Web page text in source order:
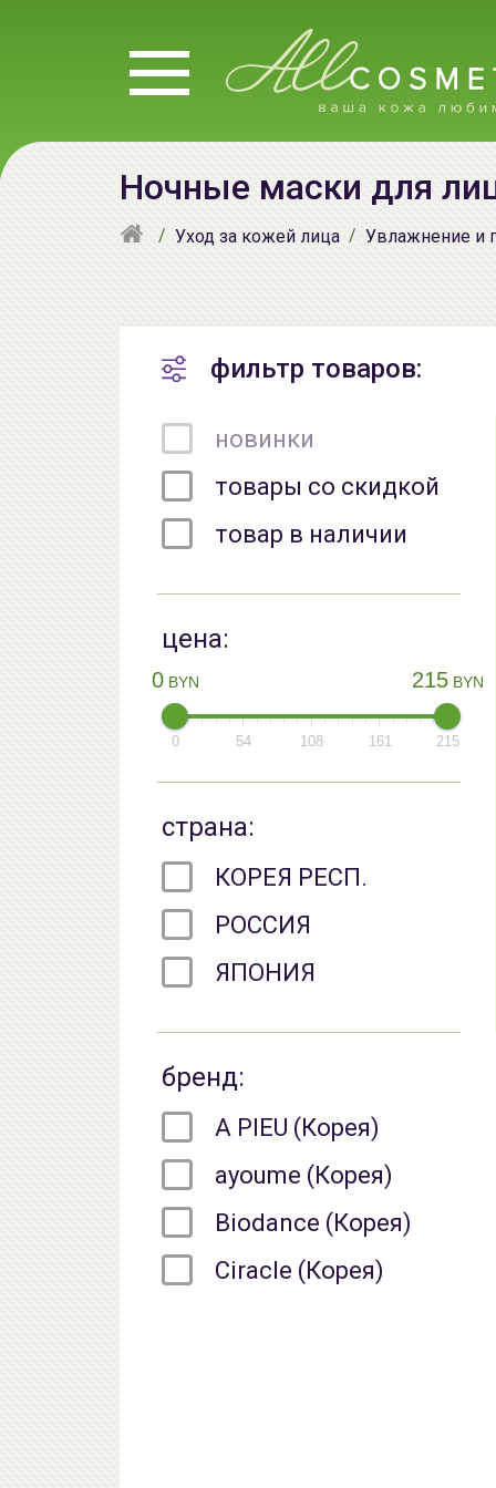
Ночные маски для
Уход за кожей лица Увлажнение и
фильтр товаров:
новинки
товары со скидкой
товар в наличии
цена:
0 BYN 215 BYN
0 54 108 161 215
страна:
КОРЕЯ РЕСП.
РОССИЯ
ЯПОНИЯ
бренд:
A PIEU (Корея)
ayoume (Корея)
Biodance (Корея)
Ciracle (Корея)